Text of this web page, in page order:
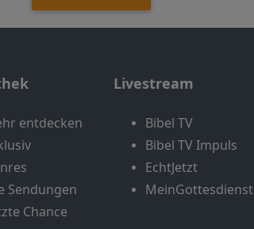
entdecken
Sendungen
Chance
Livestream
Bibel TV
Bibel TV Impuls
EchtJetzt
MeinGottesdienst